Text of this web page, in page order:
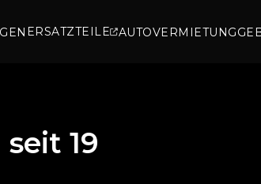
ERSATZTEILE AUTOVERMIETUNG
seit 19